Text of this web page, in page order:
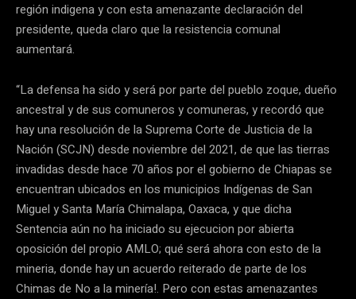
región indigena y con esta amenazante declaración del
presidente, queda claro que la resistencia comunal
aumentará.
“La defensa ha sido y será por parte del pueblo zoque, dueño
ancestral y de sus comuneros y comuneras, y recordó que
hay una resolución de la Suprema Corte de Justicia de la
Nación (SCJN) desde noviembre del 2021, de que las tierras
invadidas desde hace 70 años por el gobierno de Chiapas se
encuentran ubicados en los municipios Indígenas de San
Miguel y Santa María Chimalapa, Oaxaca, y que dicha
Sentencia aún no ha iniciado su ejecucion por abierta
oposición del propio AMLO; qué será ahora con esto de la
mineria, donde hay un acuerdo reiterado de parte de los
Chimas de No a la minería!. Pero con estas amenazantes